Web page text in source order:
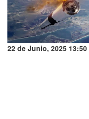
22 de Junio, 2025 13:50